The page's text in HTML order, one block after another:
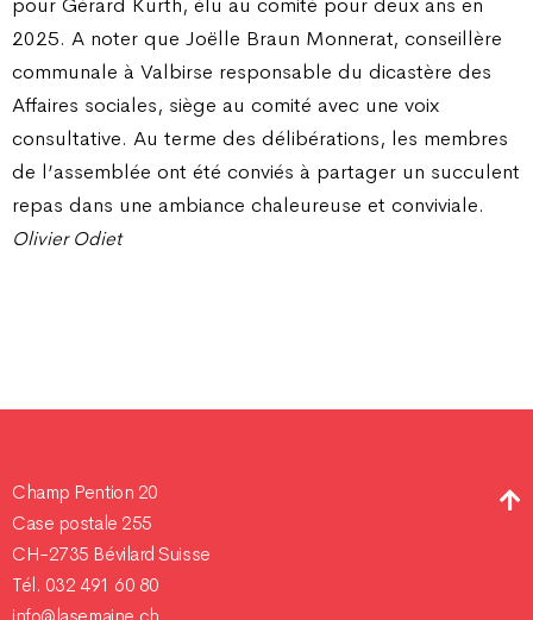
2025. A noter que Joëlle Braun Monnerat, conseillère
communale à Valbirse responsable du dicastère des
Affaires sociales, siège au comité avec une voix
consultative. Au terme des délibérations, les membres
de l’assemblée ont été conviés à partager un succulent
repas dans une ambiance chaleureuse et conviviale.
Olivier Odiet
Champ Pention 20
Case postale 255
CH-2735 Bévilard Suisse
Tél. 032 491 60 80